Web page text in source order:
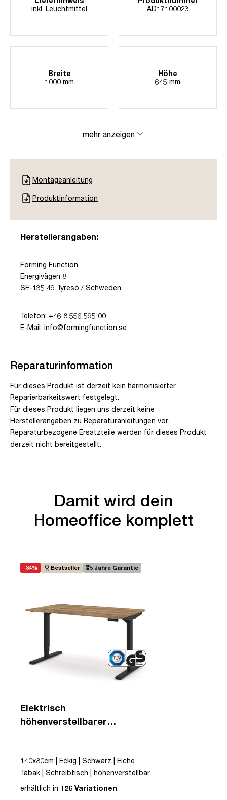
inkl. Leuchtmittel
AD17100023
Breite
1000 mm
Höhe
645 mm
mehr anzeigen
Montageanleitung
Produktinformation
Herstellerangaben:
Forming Function
Energivägen 8
SE-135 49 Tyresö / Schweden
Telefon: +46 8 556 595 00
E-Mail: info@formingfunction.se
Reparaturinformation
Für dieses Produkt ist derzeit kein harmonisierter
Reparierbarkeitswert festgelegt.
Für dieses Produkt liegen uns derzeit keine
Herstellerangaben zu Reparaturanleitungen vor.
Reparaturbezogene Ersatzteile werden für dieses Produkt
derzeit nicht bereitgestellt.
Damit wird dein
Homeoffice komplett
-34% Bestseller 🎖️5 Jahre Garantie
Elektrisch
höhenverstellbarer
140x80cm | Eckig | Schwarz | Eiche
Tabak | Schreibtisch | höhenverstellbar
| Kollisions-Schutz | Elektrisch
erhältlich in 126 Variationen